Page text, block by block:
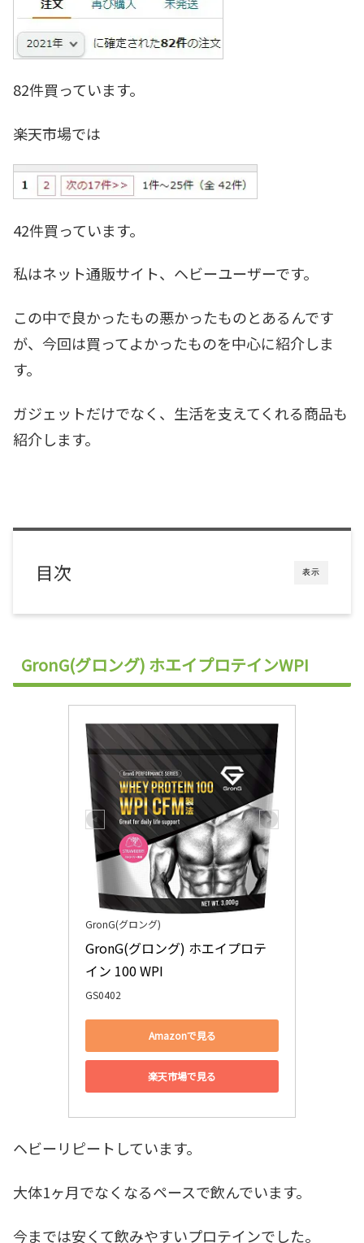
82件買っています。
楽天市場では
42件買っています。
私はネット通販サイト、ヘビーユーザーです。
この中で良かったもの悪かったものとあるんです
が、今回は買ってよかったものを中心に紹介しま
す。
ガジェットだけでなく、生活を支えてくれる商品も
紹介します。
表示
目次
GronG(グロング) ホエイプロテインWPI
GronG(グロング)
GronG(グロング) ホエイプロテ
イン 100 WPI
GS0402
Amazonで見る
楽天市場で見る
ヘビーリピートしています。
大体1ヶ月でなくなるペースで飲んでいます。
今までは安くて飲みやすいプロテインでした。